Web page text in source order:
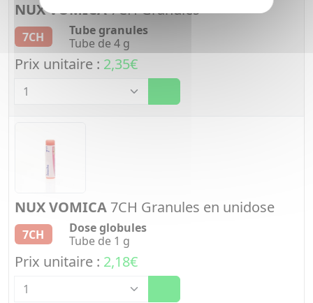
NUX VOMICA7CH Granules
7CH
Tube granules
Tube de 4 g
Prix unitaire : 2,35€
NUX VOMICA 7CH Granules en unidose
7CH
Dose globules
Tube de 1 g
Prix unitaire : 2,18€